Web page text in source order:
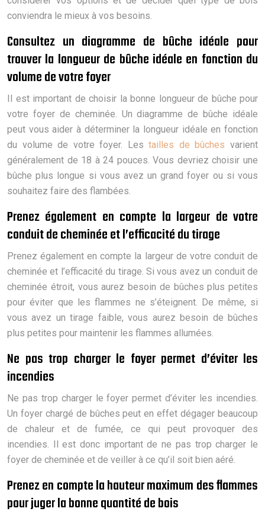
conviendra le mieux à vos besoins.
Consultez un diagramme de bûche idéale pour
trouver la longueur de bûche idéale en fonction du
volume de votre foyer
Il est important de choisir la bonne longueur de bûche pour
votre foyer de cheminée. Un diagramme de bûche idéale
peut vous aider à déterminer la longueur idéale en fonction
du volume de votre foyer. Lestailles de bûches varient
généralement de 18 à 24 pouces. Vous devriez choisir une
bûche plus longue si vous avez un grand foyer ou si vous
souhaitez faire des flambées.
Prenez également en compte la largeur de votre
conduit de cheminée et l’efficacité du tirage
Prenez également en compte la largeur de votre conduit de
cheminée et l’efficacité du tirage. Si vous avez un conduit de
cheminée étroit, vous aurez besoin de bûches plus petites
pour éviter que les flammes ne s’éteignent. De même, si
vous avez un tirage faible, vous aurez besoin de bûches
plus petites pour maintenir les flammes allumées.
Ne pas trop charger le foyer permet d’éviter les
incendies
Ne pas trop charger le foyer permet d’éviter les incendies.
Un foyer chargé de bûches peut en effet dégager beaucoup
de chaleur et de fumée, ce qui peut provoquer des
incendies. Il est donc important de ne pas trop charger le
foyer de cheminée et de veiller à ce qu’il soit bien aéré.
Prenez en compte la hauteur maximum des flammes
pour juger la bonne quantité de bois